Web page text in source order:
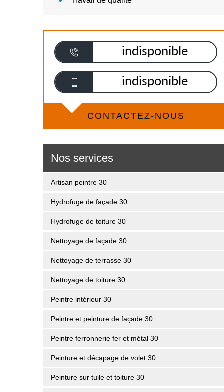
indisponible
indisponible
CONTACTEZ-NOUS
Nos services
Artisan peintre 30
Hydrofuge de façade 30
Hydrofuge de toiture 30
Nettoyage de façade 30
Nettoyage de terrasse 30
Nettoyage de toiture 30
Peintre intérieur 30
Peintre et peinture de façade 30
Peintre ferronnerie fer et métal 30
Peinture et décapage de volet 30
Peinture sur tuile et toiture 30